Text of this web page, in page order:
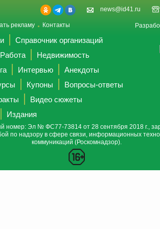
news@id41.ru
рекламу Контакты
Справочник организаций
Работа
Недвижимость
Интервью
Анекдоты
Купоны
Вопросы-ответы
Видео сюжеты
Издания
номер: Эл № ФС77-73814 от 28 сентября 2018 г.,
по надзору в сфере связи, информационных
коммуникаций (Роскомнадзор).